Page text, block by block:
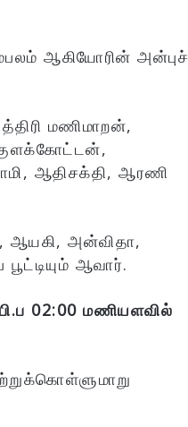
ஆகியோரின் அன்புச்
மணிமாறன்,
குளக்கோட்டன்,
ஆதிசக்தி, ஆரணி
ஆயகி, அன்விதா,
ஆவார்.
02:00 மணியளவில்